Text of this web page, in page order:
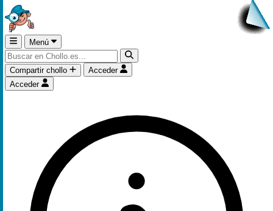
Menú
Compartir chollo
Acceder
Acceder